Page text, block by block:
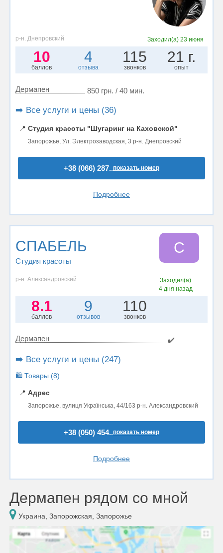
р-н. Днепровский Заходил(а)23 июня
10
баллов
4
отзыва
115
звонков
21 г.
опыт
Дермапен 850 грн. / 40 мин.
➡️ Все услуги и цены (36)
📍 Студия красоты "Шугаринг на Каховской"
Запорожье, Ул. Электрозаводская, 3 р-н. Днепровский
+38 (066) 287..показать номер
Подробнее
СПАБЕЛЬ
Студия красоты
С
р-н. Александровский
Заходил(а)
4 дня назад
8.1
баллов
9
отзывов
110
звонков
Дермапен ✔️
➡️ Все услуги и цены (247)
🛍️ Товары (8)
📍 Адрес
Запорожье, вулиця Українська, 44/163 р-н. Александровский
+38 (050) 454..показать номер
Подробнее
Дермапен рядом со мной
Украина, Запорожская, Запорожье